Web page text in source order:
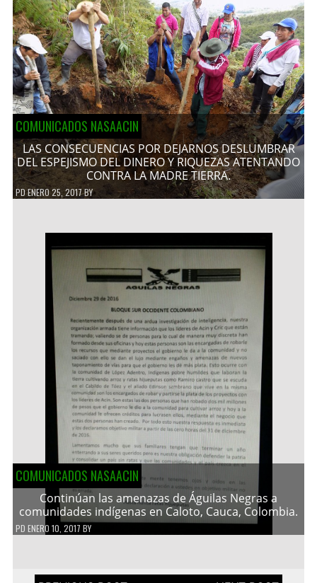
COMUNICADOS NASAACIN
LAS CONSECUENCIAS POR DEJARNOS DESLUMBRAR
DEL ESPEJISMO DEL DINERO Y RIQUEZAS ATENTANDO
CONTRA LA MADRE TIERRA.
PDENERO 25, 2017BY
COMUNICADOS NASAACIN
Continúan las amenazas de Águilas Negras a
comunidades indígenas en Caloto, Cauca, Colombia.
PD ENERO 10, 2017 BY